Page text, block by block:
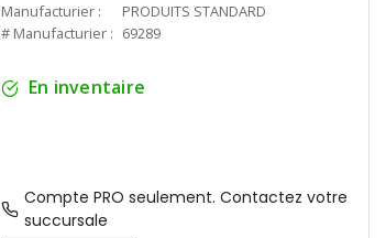
Manufacturier :
PRODUITS STANDARD
# Manufacturier : 69289
En inventaire
Compte PRO seulement. Contactez votre
succursale